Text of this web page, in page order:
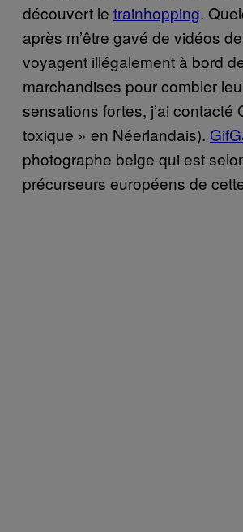
découvert le trainhopping.
après m’être gavé de vidéos
voyagent illégalement à bord
marchandises pour combler
sensations fortes, j’ai contacté
toxique » en Néerlandais).
photographe belge qui est
précurseurs européens de